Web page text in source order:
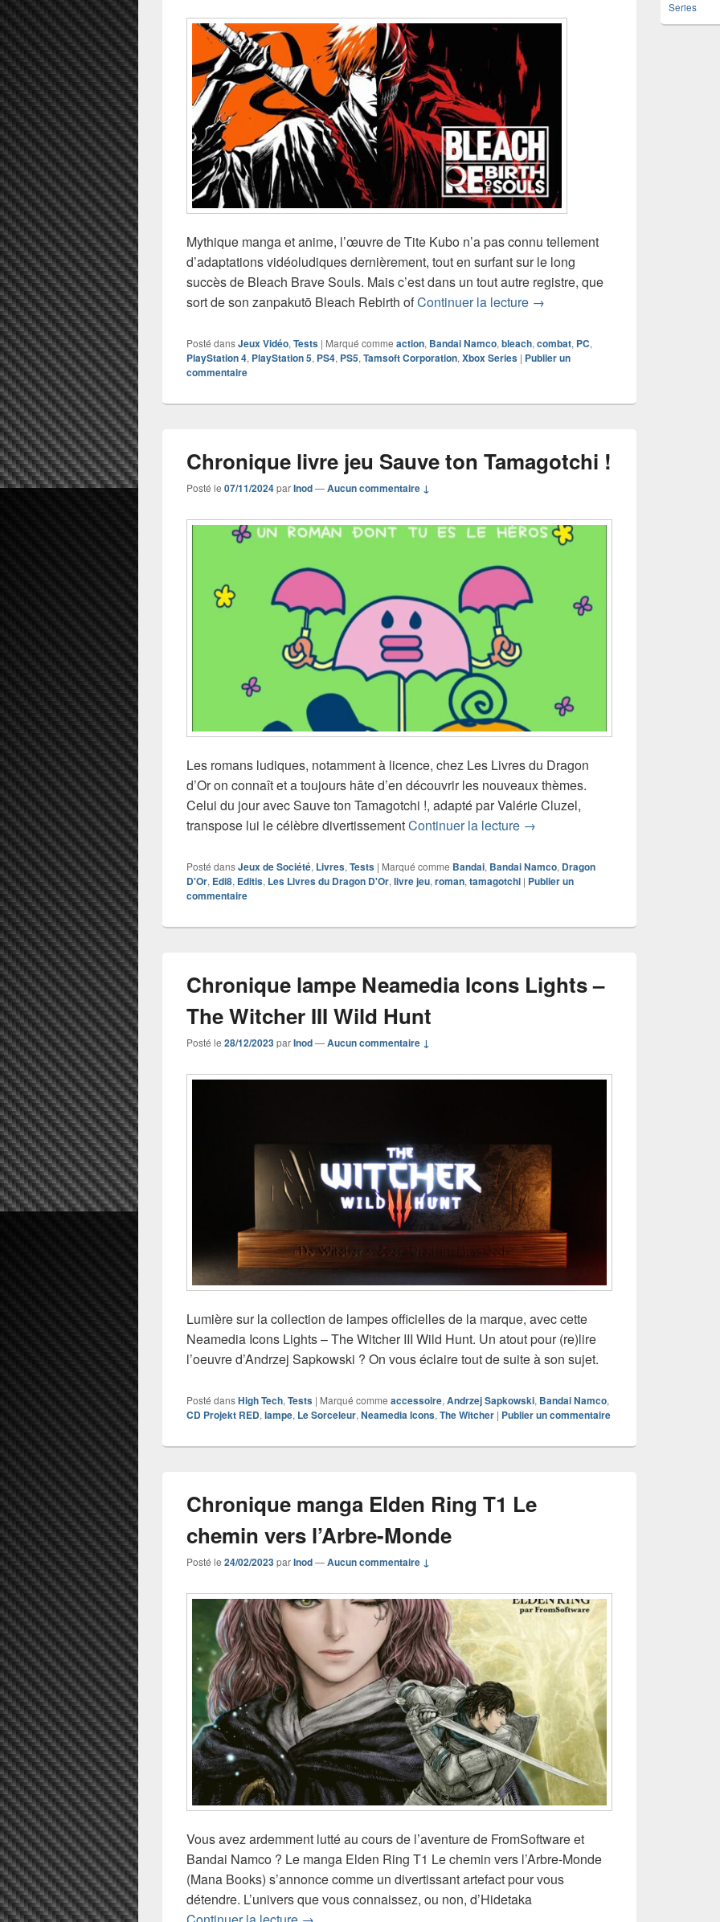
Mythique manga et anime, l’œuvre de Tite Kubo n’a pas connu tellement
d’adaptations vidéoludiques dernièrement, tout en surfant sur le long
succès de Bleach Brave Souls. Mais c’est dans un tout autre registre, que
sort de son zanpakutō Bleach Rebirth ofContinuer la lecture Chronique jeu vidéo Bleach
→
Posté dansJeux Vidéo, Tests | Marqué comme action, Bandai Namco, bleach, combat, PC,
PlayStation 4, PlayStation 5, PS4, PS5, Tamsoft Corporation, Xbox Series | Publier un
commentaire
Chronique livre jeu Sauve ton Tamagotchi !
Posté le 07/11/2024parInod—Aucun commentaire ↓
Les romans ludiques, notamment à licence, chez Les Livres du Dragon
d’Or on connaît et a toujours hâte d’en découvrir les nouveaux thèmes.
Celui du jour avec Sauve ton Tamagotchi !, adapté par Valérie Cluzel,
transpose lui le célèbre divertissementContinuer la lecture Chronique livre jeu Sauve ton
→
Posté dansJeux de Société, Livres, Tests | Marqué comme Bandai, Bandai Namco, Dragon
D'Or, Edi8, Editis, Les Livres du Dragon D'Or, livre jeu, roman, tamagotchi | Publier un
commentaire
Chronique lampe Neamedia Icons Lights –
The Witcher III Wild Hunt
Posté le 28/12/2023parInod—Aucun commentaire ↓
Lumière sur la collection de lampes officielles de la marque, avec cette
Neamedia Icons Lights – The Witcher III Wild Hunt. Un atout pour (re)lire
l’oeuvre d’Andrzej Sapkowski ? On vous éclaire tout de suite à son sujet.
Posté dansHigh Tech, Tests | Marqué comme accessoire, Andrzej Sapkowski, Bandai Namco,
CD Projekt RED, lampe, Le Sorceleur, Neamedia Icons, The Witcher | Publier un commentaire
Chronique manga Elden Ring T1 Le
chemin vers l’Arbre-Monde
Posté le 24/02/2023parInod—Aucun commentaire ↓
Vous avez ardemment lutté au cours de l’aventure de FromSoftware et
Bandai Namco ? Le manga Elden Ring T1 Le chemin vers l’Arbre-Monde
(Mana Books) s’annonce comme un divertissant artefact pour vous
détendre. L’univers que vous connaissez, ou non, d’Hidetaka
Chronique manga Elden Ring T1 Le chemin vers l’Arbre-Monde
Series